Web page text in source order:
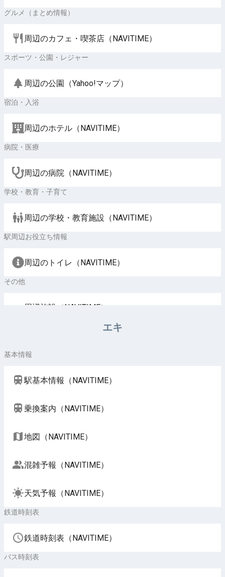
グルメ（まとめ情報）
周辺のカフェ・喫茶店（NAVITIME）
スポーツ・公園・レジャー
周辺の公園（Yahoo!マップ）
宿泊・入浴
周辺のホテル（NAVITIME）
病院・医療
周辺の病院（NAVITIME）
学校・教育・子育て
周辺の学校・教育施設（NAVITIME）
駅周辺お役立ち情報
周辺のトイレ（NAVITIME）
その他
周辺施設（NAVITIME）
エキ
基本情報
駅基本情報（NAVITIME）
乗換案内（NAVITIME）
地図（NAVITIME）
混雑予報（NAVITIME）
天気予報（NAVITIME）
鉄道時刻表
鉄道時刻表（NAVITIME）
バス時刻表